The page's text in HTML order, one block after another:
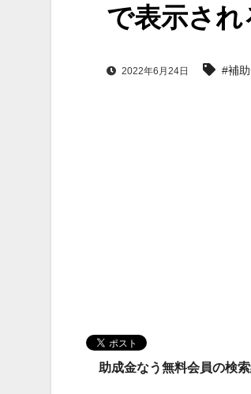
で表示され
2022年6月24日 #補
助成金なう無料会員の検